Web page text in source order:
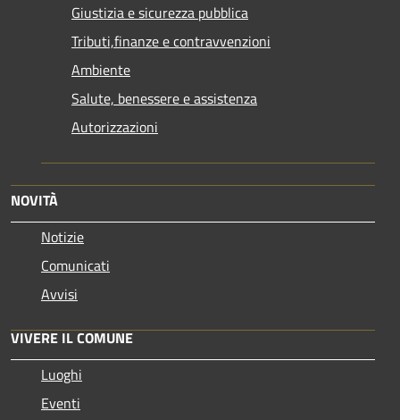
Giustizia e sicurezza pubblica
Tributi,finanze e contravvenzioni
Ambiente
Salute, benessere e assistenza
Autorizzazioni
NOVITÀ
Notizie
Comunicati
Avvisi
VIVERE IL COMUNE
Luoghi
Eventi